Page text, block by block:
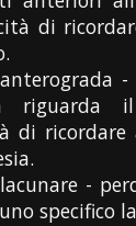
di
riguarda
di ricordare
-
specifico